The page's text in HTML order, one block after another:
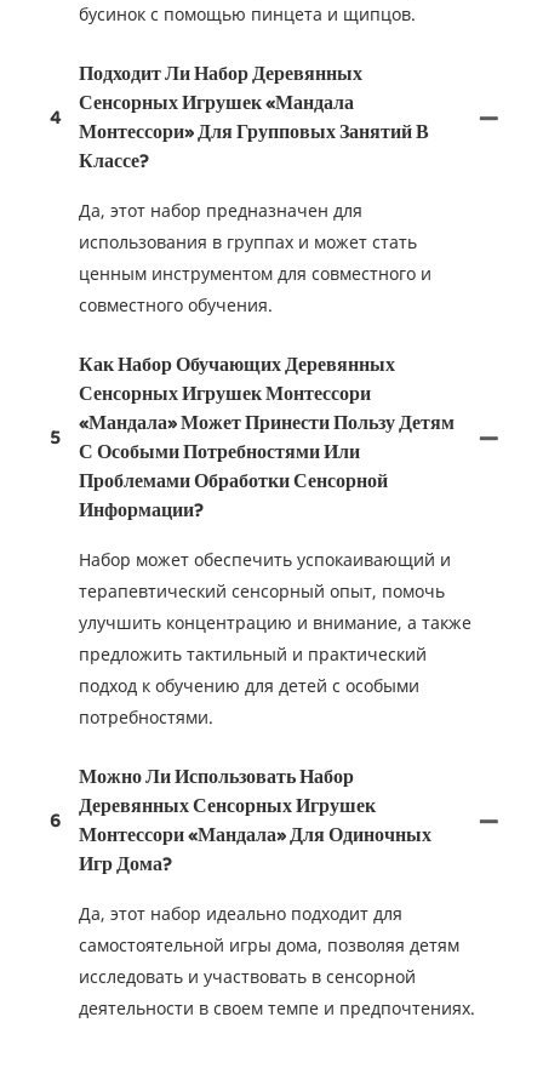
бусинок с помощью пинцета и щипцов.
4
Подходит Ли Набор Деревянных
Сенсорных Игрушек «Мандала
Монтессори» Для Групповых Занятий В
Классе?
Да, этот набор предназначен для
использования в группах и может стать
ценным инструментом для совместного и
совместного обучения.
5
Как Набор Обучающих Деревянных
Сенсорных Игрушек Монтессори
«Мандала» Может Принести Пользу Детям
С Особыми Потребностями Или
Проблемами Обработки Сенсорной
Информации?
Набор может обеспечить успокаивающий и
терапевтический сенсорный опыт, помочь
улучшить концентрацию и внимание, а также
предложить тактильный и практический
подход к обучению для детей с особыми
потребностями.
6
Можно Ли Использовать Набор
Деревянных Сенсорных Игрушек
Монтессори «Мандала» Для Одиночных
Игр Дома?
Да, этот набор идеально подходит для
самостоятельной игры дома, позволяя детям
исследовать и участвовать в сенсорной
деятельности в своем темпе и предпочтениях.